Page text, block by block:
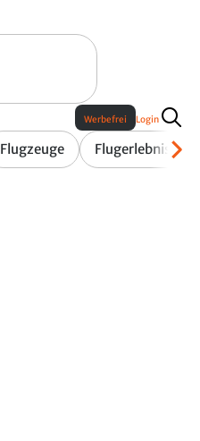
Flugzeuge Flugerlebnis
Werbefrei Login